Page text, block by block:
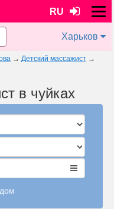
RU
Харьков
→ Детский массажист →
в чуйках